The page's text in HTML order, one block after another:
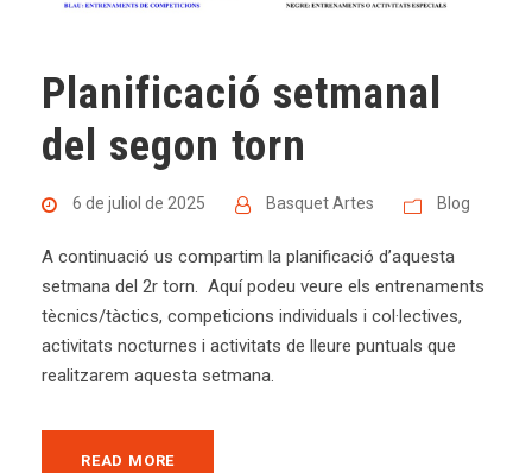
Planificació setmanal
del segon torn
6 de juliol de 2025 Basquet Artes Blog
A continuació us compartim la planificació d’aquesta
setmana del 2r torn. Aquí podeu veure els entrenaments
tècnics/tàctics, competicions individuals i col·lectives,
activitats nocturnes i activitats de lleure puntuals que
realitzarem aquesta setmana.
READ MORE